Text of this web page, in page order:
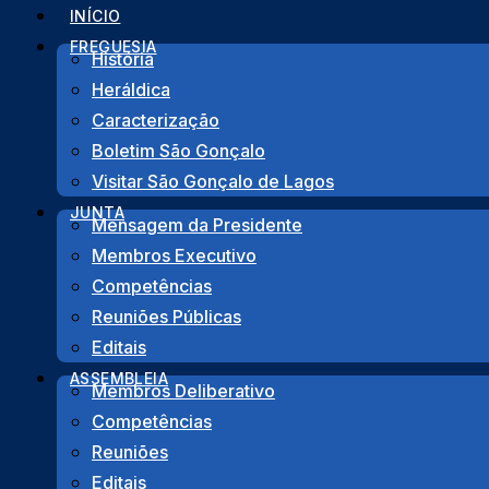
Pular
para
INÍCIO
FREGUESIA
História
Heráldica
Caracterização
Boletim São Gonçalo
Visitar São Gonçalo de Lagos
JUNTA
Mensagem da Presidente
Membros Executivo
Competências
Reuniões Públicas
Editais
ASSEMBLEIA
Membros Deliberativo
Competências
Reuniões
Editais
>Notícias>
PROCISSÃO